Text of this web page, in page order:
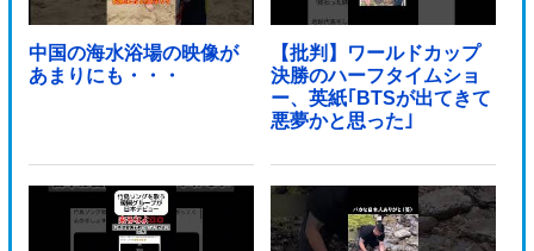
中国の海水浴場の映像が
あまりにも・・・
【批判】ワールドカップ
決勝のハーフタイムショ
ー、英紙｢BTSが出てきて
悪夢かと思った｣